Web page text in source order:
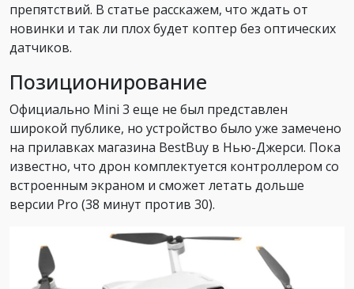
препятствий. В статье расскажем, что ждать от
новинки и так ли плох будет коптер без оптических
датчиков.
Позиционирование
Официально Mini 3 еще не был представлен
широкой публике, но устройство было уже замечено
на прилавках магазина BestBuy в Нью-Джерси. Пока
известно, что дрон комплектуется контроллером со
встроенным экраном и сможет летать дольше
версии Pro (38 минут против 30).